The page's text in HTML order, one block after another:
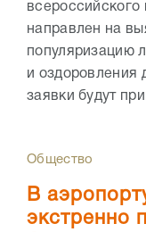
направлен на
популяризацию
и оздоровления
заявки будут
Общество
В
экстренно